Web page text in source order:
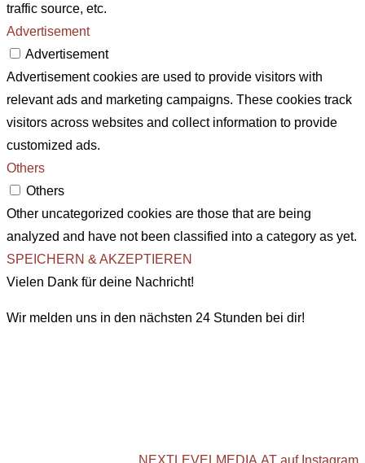
traffic source, etc.
Advertisement
Advertisement
Advertisement cookies are used to provide visitors with
relevant ads and marketing campaigns. These cookies track
visitors across websites and collect information to provide
customized ads.
Others
Others
Other uncategorized cookies are those that are being
analyzed and have not been classified into a category as yet.
SPEICHERN & AKZEPTIEREN
Vielen Dank für deine Nachricht!
Wir melden uns in den nächsten 24 Stunden bei dir!
NEXTLEVELMEDIA.AT auf Instagram